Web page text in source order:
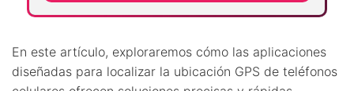
En este artículo, exploraremos cómo las aplicaciones
diseñadas para localizar la ubicación GPS de teléfonos